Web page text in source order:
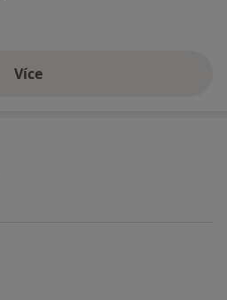
Víceo zkušenostech